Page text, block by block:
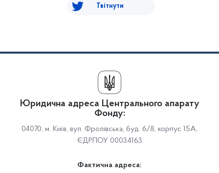
Твітнути
Юридична адреса Центрального апарату
Фонду:
04070, м. Київ, вул. Фролівська, буд. 6/8, корпус 15А,
ЄДРПОУ 00034163
Фактична адреса: